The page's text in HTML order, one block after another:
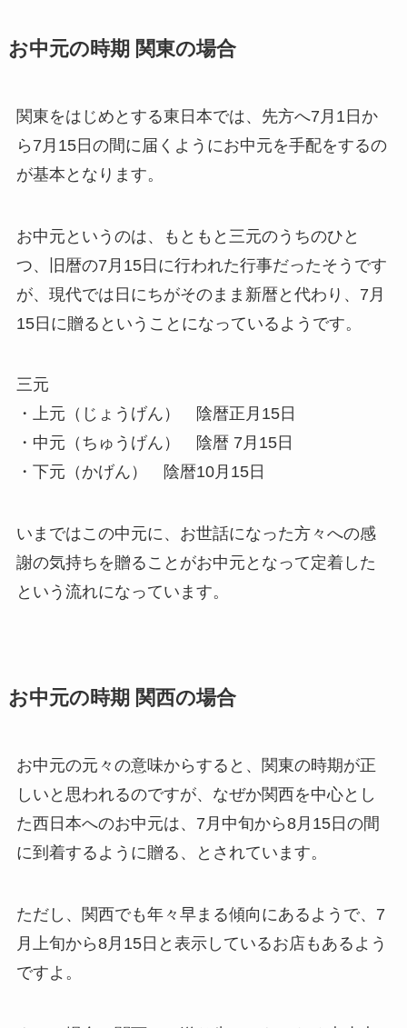
お中元の時期 関東の場合
関東をはじめとする東日本では、 先方へ7月1日か
ら7月15日の間に届くよう にお中元を手配をするの
が基本となります。
お中元というのは、もともと三元のうちのひと
つ、旧暦の7月15日に行われた行事だったそうです
が、現代では日にちがそのまま新暦と代わり、7月
15日に贈るということになっているようです。
三元
・上元（じょうげん） 陰暦正月15日
・中元（ちゅうげん） 陰暦 7月15日
・下元（かげん） 陰暦10月15日
いまではこの中元に、お世話になった方々への感
謝の気持ちを贈ることがお中元となって定着した
という流れになっています。
お中元の時期 関西の場合
お中元の元々の意味からすると、関東の時期が正
しいと思われるのですが、なぜか関西を中心とし
た西日本へのお中元は、 7月中旬から8月15日の間
に到着するよう に贈る、とされています。
ただし、関西でも年々早まる傾向にあるようで、7
月上旬から8月15日と表示しているお店もあるよう
ですよ。